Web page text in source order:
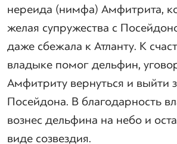
нереида (нимфа) Амфитрита,
желая супружества с
даже сбежала к Атланту. К
владыке помог дельфин,
Амфитриту вернуться и выйти
Посейдона. В благодарность
вознес дельфина на небо и
виде созвездия.